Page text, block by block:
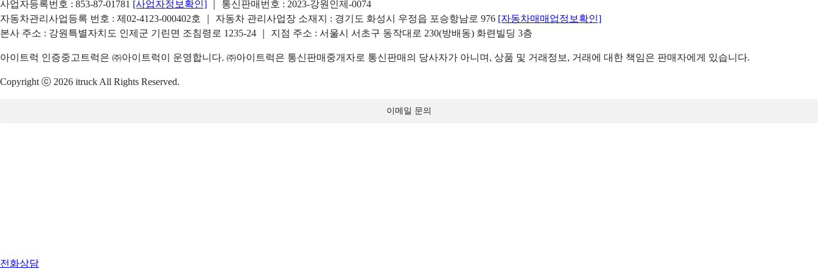
사업자등록번호 : 853-87-01781 [사업자정보확인]
｜ 통신판매번호 : 2023-강원인제-0074
자동차관리사업등록 번호 : 제02-4123-000402호 ｜ 자동차 관리사업장 소재지 : 경기도 화성시 우정읍 포승항남로 976 [자동차매매업정보확인]
본사 주소 : 강원특별자치도 인제군 기린면 조침령로 1235-24 ｜ 지점 주소 : 서울시 서초구 동작대로 230(방배동) 화련빌딩 3층
아이트럭 인증중고트럭은 ㈜아이트럭이 운영합니다. ㈜아이트럭은 통신판매중개자로 통신판매의 당사자가 아니며, 상품 및 거래정보, 거래에 대한 책임은 판매자에게 있습니다.
Copyright ⓒ 2026 itruck All Rights Reserved.
이메일 문의
전화상담